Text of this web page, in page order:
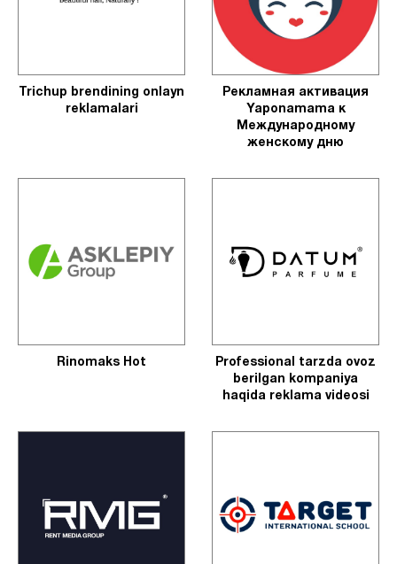
Trichup brendining onlayn
reklamalari
Рекламная активация
Yaponamama к
Международному
женскому дню
Rinomaks Hot
Professional tarzda ovoz
berilgan kompaniya
haqida reklama videosi